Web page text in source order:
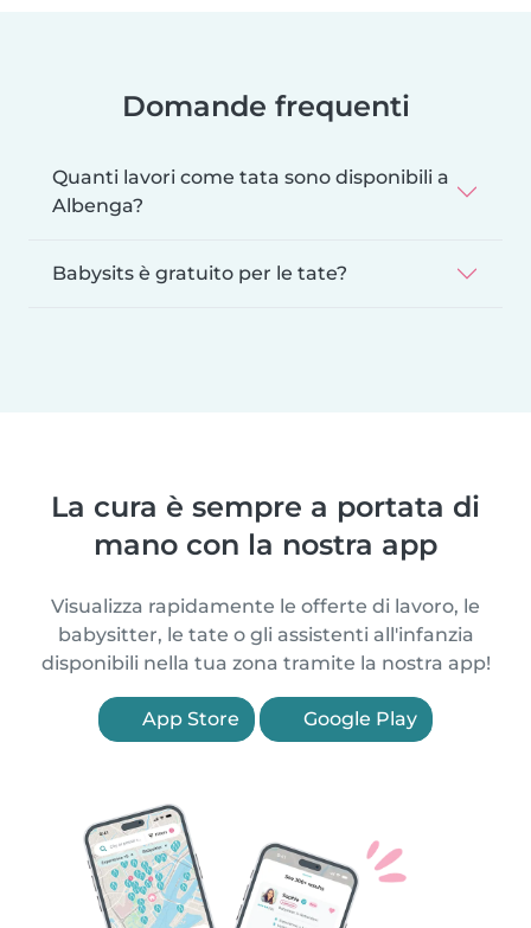
Domande frequenti
Quanti lavori come tata sono disponibili a
Albenga?
Babysits è gratuito per le tate?
La cura è sempre a portata di
mano con la nostra app
Visualizza rapidamente le offerte di lavoro, le
babysitter, le tate o gli assistenti all'infanzia
disponibili nella tua zona tramite la nostra app!
App Store Google Play